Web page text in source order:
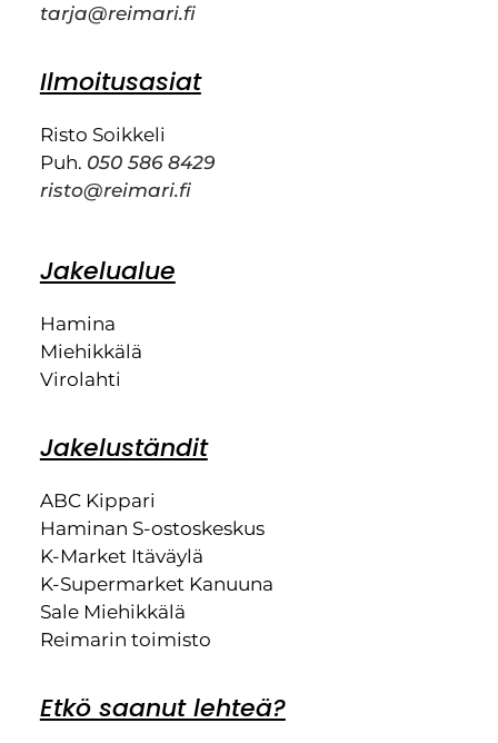
tarja@reimari.fi
Ilmoitusasiat
Risto Soikkeli
Puh. 050 586 8429
risto@reimari.fi
Jakelualue
Hamina
Miehikkälä
Virolahti
Jakeluständit
ABC Kippari
Haminan S-ostoskeskus
K-Market Itäväylä
K-Supermarket Kanuuna
Sale Miehikkälä
Reimarin toimisto
Etkö saanut lehteä?